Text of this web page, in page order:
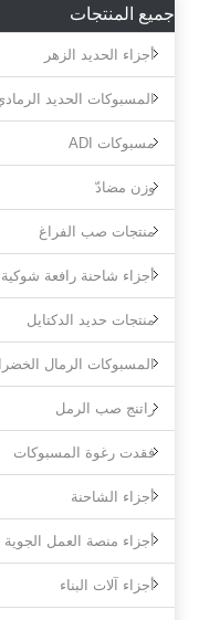
جميع المنتجات
أجزاء الحديد الزهر
المسبوكات الحديد
مسبوكات ADI
وزن مضادّ
منتجات صب الفراغ
أجزاء شاحنة رافعة شوكية
منتجات حديد الدكتايل
المسبوكات الرمال
راتنج صب الرمل
فقدت رغوة المسبوكات
أجزاء الشاحنة
أجزاء منصة العمل الجوية
أجزاء آلات البناء